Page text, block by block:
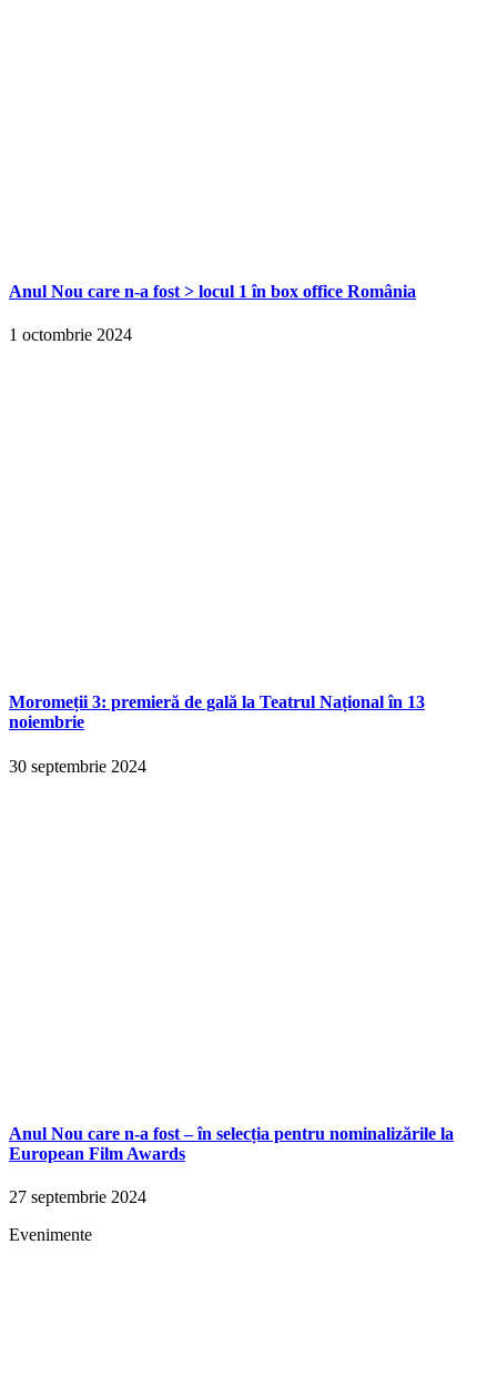
Anul Nou care n-a fost > locul 1 în box office România
1 octombrie 2024
Moromeții 3: premieră de gală la Teatrul Național în 13
noiembrie
30 septembrie 2024
Anul Nou care n-a fost – în selecția pentru nominalizările la
European Film Awards
27 septembrie 2024
Evenimente